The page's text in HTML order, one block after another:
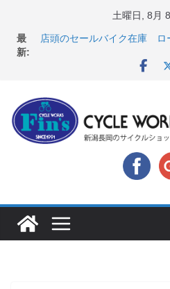
土曜日, 8月
最
新:
ムと、入荷してきました人気
バイクなど（２０２６・７・
8月1・2日 YOELEO試乗会
LAZER 最高峰ヘルメットが
店頭のセールバイク在庫 ロ